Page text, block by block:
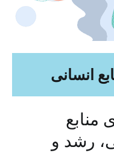
انسانی
رشد و